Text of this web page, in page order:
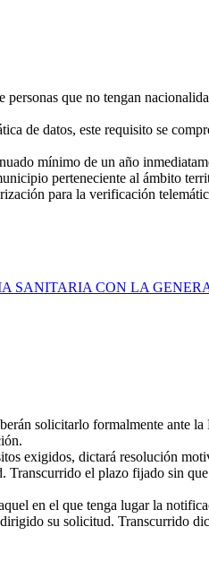
que no tengan
de datos, este requisito se
mínimo de un año
perteneciente al ámbito
para la verificación
SANITARIA CON LA
solicitarlo formalmente ante
exigidos, dictará resolución
el plazo fijado sin
en el que tenga lugar la
su solicitud. Transcurrido